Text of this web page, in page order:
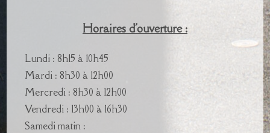
Horaires d'ouverture :
Lundi : 8h15 à 10h45
Mardi : 8h30 à 12h00
Mercredi : 8h30 à 12h00
Vendredi : 13h00 à 16h30
Samedi matin :